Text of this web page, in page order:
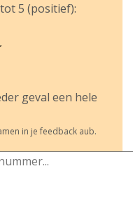
5 (positief):
geval een hele
in je feedback aub.